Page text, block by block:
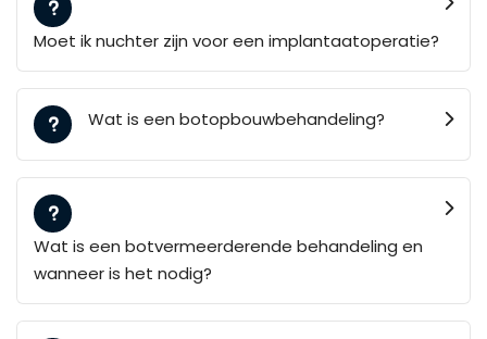
Moet ik nuchter zijn voor een implantaatoperatie?
Wat is een botopbouwbehandeling?
Wat is een botvermeerderende behandeling en
wanneer is het nodig?